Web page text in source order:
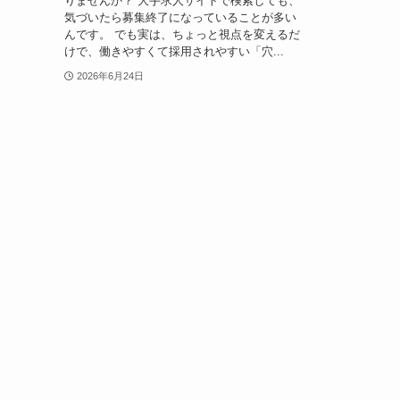
気づいたら募集終了になっていることが多い
んです。 でも実は、ちょっと視点を変えるだ
けで、働きやすくて採用されやすい「穴...
2026年6月24日